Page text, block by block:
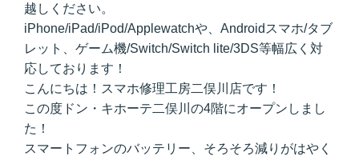
越しください。
iPhone/iPad/iPod/Applewatchや、Androidスマホ/タブ
レット、ゲーム機/Switch/Switch lite/3DS等幅広く対
応しております！
こんにちは！スマホ修理工房二俣川店です！
この度ドン・キホーテ二俣川の4階にオープンしまし
た！
スマートフォンのバッテリー、そろそろ減りがはやく